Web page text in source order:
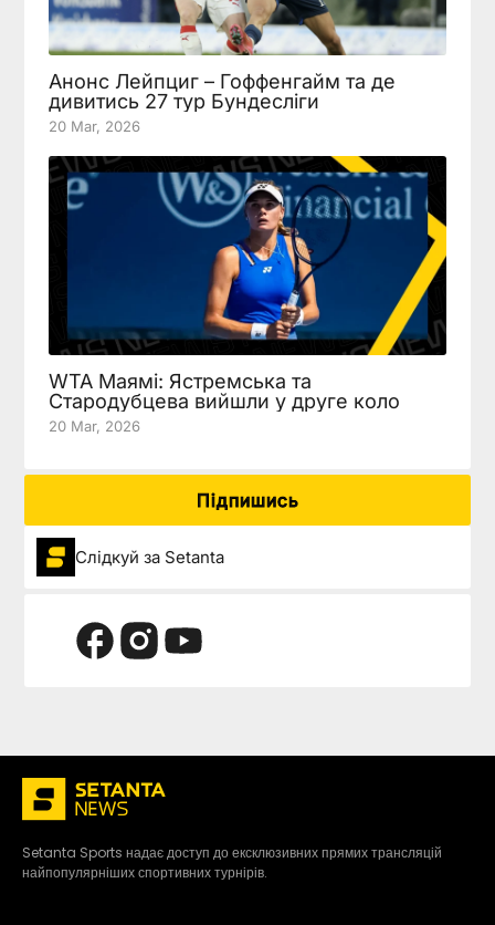
Анонс Лейпциг – Гоффенгайм та де
дивитись 27 тур Бундесліги
20 Mar, 2026
WTA Маямі: Ястремська та
Стародубцева вийшли у друге коло
20 Mar, 2026
Підпишись
Слідкуй за Setanta
Setanta Sports надає доступ до ексклюзивних прямих трансляцій
найпопулярніших спортивних турнірів.